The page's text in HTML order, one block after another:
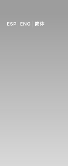
ESP ENG 简体